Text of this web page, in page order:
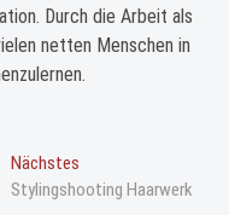
Durch die Arbeit als
netten Menschen in
Nächstes
Beitrag
Stylingshooting Haarwerk